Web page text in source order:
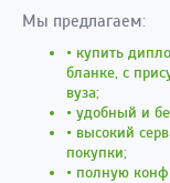
Мы предлагаем:
• купить
бланке, с
вуза;
• удобный и
• высокий
покупки;
• полную